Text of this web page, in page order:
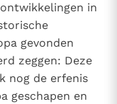
in
gevonden
zeggen: Deze
nog de erfenis
geschapen en